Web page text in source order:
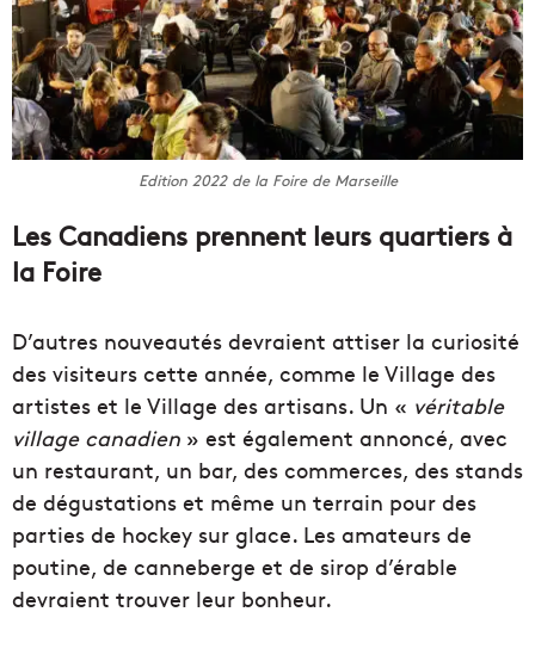
Edition 2022 de la Foire de Marseille
Les Canadiens prennent leurs quartiers à
la Foire
D’autres nouveautés devraient attiser la curiosité
des visiteurs cette année, comme le Village des
artistes et le Village des artisans. Un « véritable
village canadien » est également annoncé, avec
un restaurant, un bar, des commerces, des stands
de dégustations et même un terrain pour des
parties de hockey sur glace. Les amateurs de
poutine, de canneberge et de sirop d’érable
devraient trouver leur bonheur.